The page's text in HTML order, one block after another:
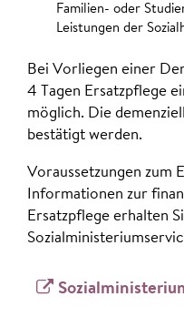
Familien- oder
Leistungen der
Bei Vorliegen einer
4 Tagen Ersatzpflege
möglich. Die
bestätigt werden.
Voraussetzungen zum
Informationen zur
Ersatzpflege erhalten